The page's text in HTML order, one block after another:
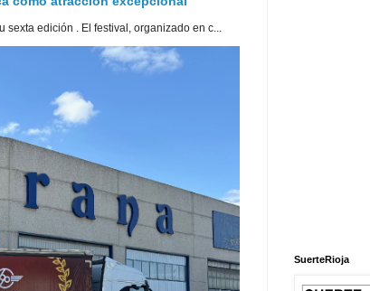
edición . El festival, organizado en c...
SuerteRioja